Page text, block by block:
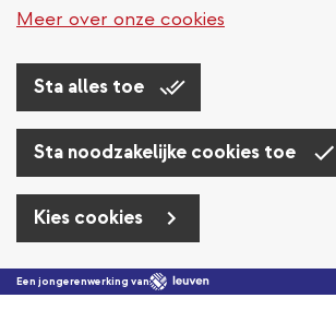
Meer over onze cookies
Sta alles toe
Sta noodzakelijke cookies toe
Kies cookies
Overslaan
Een jongerenwerking van